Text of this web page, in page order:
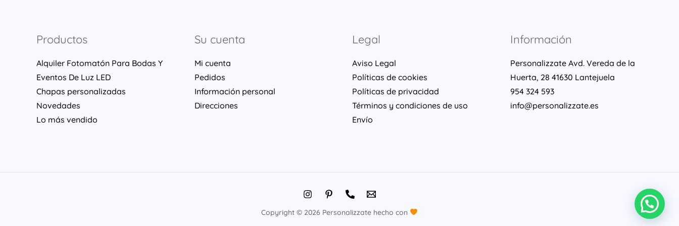
Productos
Alquiler Fotomatón Para Bodas Y
Eventos De Luz LED
Chapas personalizadas
Novedades
Lo más vendido
Su cuenta
Mi cuenta
Pedidos
Información personal
Direcciones
Legal
Aviso Legal
Políticas de cookies
Políticas de privacidad
Términos y condiciones de uso
Envío
Información
Personalizzate Avd. Vereda de la
Huerta, 28 41630 Lantejuela
954 324 593
info@personalizzate.es
Copyright © 2026 Personalizzate hecho con